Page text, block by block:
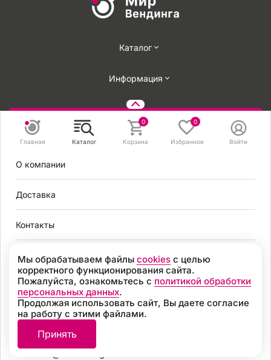
Главная Каталог
0
Корзина
0
Избранное Войти
О компании
Доставка
Контакты
Условия оплаты
Москва
8 495 131 56 78
8 800 301 56 78
Мы обрабатываем файлы cookies с целью
корректного функционирования сайта.
Пожалуйста, ознакомьтесь с политикой обработки
персональных данных.
Продолжая использовать сайт, Вы даете согласие
на работу с этими файлами.
Принять
Каталог
Информация
Задать вопрос
Политика обработки персональных данных
Согласие на получение рекламных рассылок
Пользовательское соглашение
Политика обработки файлов cookie
Разработка
© 2026, «МИР ВЕНДИНГА» Все права защищены